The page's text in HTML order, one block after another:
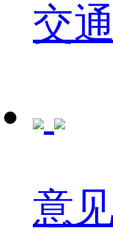
交
意